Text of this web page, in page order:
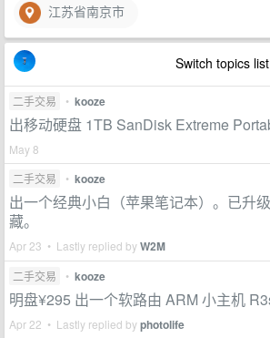
江苏省南京市
Switch topics list
二手交易 • kooze
出移动硬盘 1TB SanDisk Extreme
May 8
二手交易
• kooze
出一个经典小白（苹果笔记本）。已升
藏。
Apr 23 • Lastly replied byW2M
二手交易 • kooze
明盘¥295 出一个软路由 ARM 小主机
Apr 22 • Lastly replied byphotolife